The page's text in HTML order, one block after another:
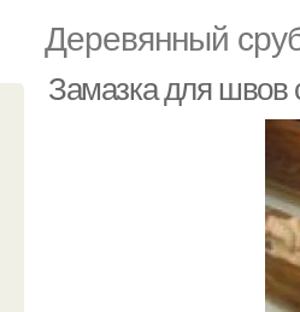
Деревянный
Замазка для швов